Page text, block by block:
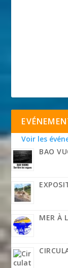
Voir les
BAO
MER À